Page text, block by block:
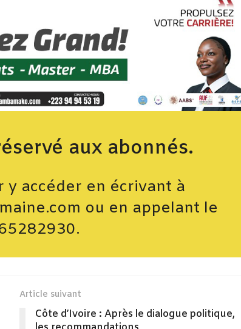
aux abonnés.
y accéder en écrivant à
ou en appelant le
Article suivant
Côte d’Ivoire : Après le dialogue politique,